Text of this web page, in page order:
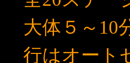
大体５～10
行はオート